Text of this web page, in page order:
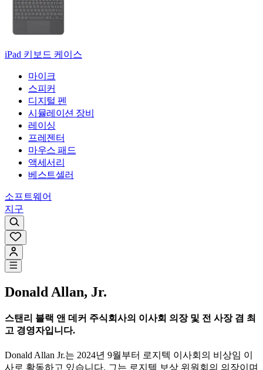
iPad 키보드 케이스
마이크
스피커
디지털 펜
시뮬레이션 장비
레이싱
프레젠터
마우스 패드
액세서리
베스트셀러
소프트웨어
지구
Donald Allan, Jr.
스탠리 블랙 앤 데커 주식회사의 이사회 의장 및 전 사장 겸 최
고 경영자입니다.
Donald Allan Jr.는 2024년 9월부터 로지텍 이사회의 비상임 이
사로 활동하고 있습니다. 그는 로지텍 보상 위원회의 의장이며